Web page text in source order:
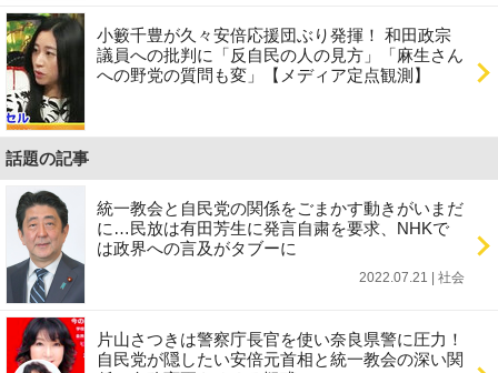
小籔千豊が久々安倍応援団ぶり発揮！ 和田政宗
議員への批判に「反自民の人の見方」「麻生さん
への野党の質問も変」【メディア定点観測】
話題の記事
統一教会と自民党の関係をごまかす動きがいまだ
に…民放は有田芳生に発言自粛を要求、NHKで
は政界への言及がタブーに
2022.07.21 | 社会
片山さつきは警察庁長官を使い奈良県警に圧力！
自民党が隠したい安倍元首相と統一教会の深い関